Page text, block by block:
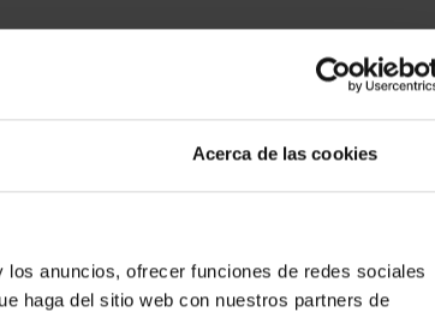
Acerca de las cookies
anuncios, ofrecer funciones de redes sociales
haga del sitio web con nuestros partners de